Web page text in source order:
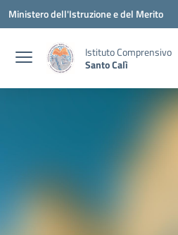
Vai ai contenuti
Vai al menu di navigazione
Vai al footer
Ministero dell'Istruzione e del Merito
Istituto Comprensivo
Santo Calì